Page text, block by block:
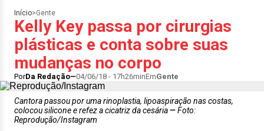
Início>Gente
Kelly Key passa por cirurgias
plásticas e conta sobre suas
mudanças no corpo
PorDa Redação 04/06/18 - 17h26minEmGente
Cantora passou por uma rinoplastia, lipoaspiração nas costas,
colocou silicone e refez a cicatriz da cesária
Foto:
Reprodução/Instagram